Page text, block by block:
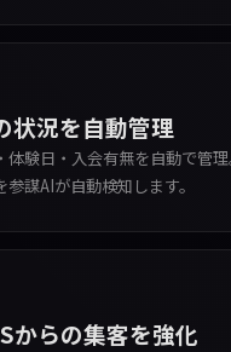
状況を自動管理
体験日・入会有無を自動で管
謀AIが自動検知します。
からの集客を強化